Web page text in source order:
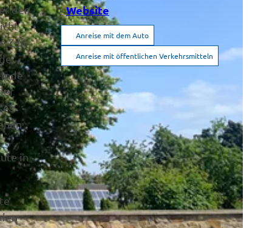
der
Zeit
in
Website
Anreise mit dem Auto
Anreise mit öffentlichen Verkehrsmitteln